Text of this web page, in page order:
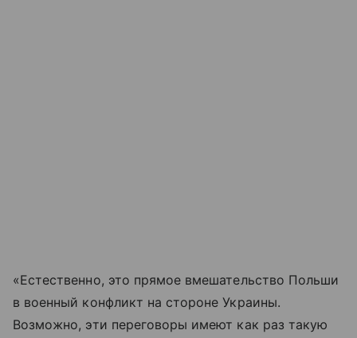
«Естественно, это прямое вмешательство Польши
в военный конфликт на стороне Украины.
Возможно, эти переговоры имеют как раз такую